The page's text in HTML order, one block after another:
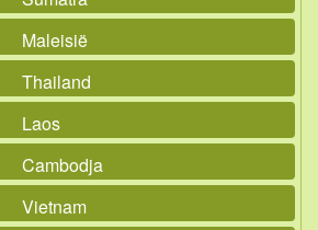
Maleisië
Thailand
Laos
Cambodja
Vietnam